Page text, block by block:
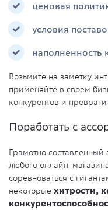
ценовая
условия
наполненность
Возьмите на заметку
применяйте в своем
конкурентов и
Поработать с
Грамотно составленный
любого онлайн-
соревноваться с
некоторые хитрости,